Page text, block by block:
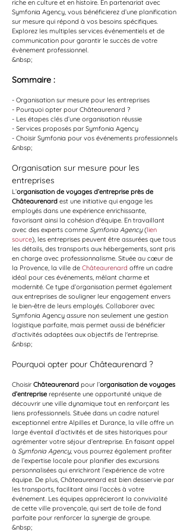
riche en culture et en histoire. En partenariat avec
Symfonia Agency, vous bénéficierez d’une planification
sur mesure qui répond à vos besoins spécifiques.
Explorez les multiples services événementiels et de
communication pour garantir le succès de votre
évènement professionnel.
&nbsp;
Sommaire :
- Organisation sur mesure pour les entreprises
- Pourquoi opter pour Châteaurenard ?
- Les étapes clés d’une organisation réussie
- Services proposés par Symfonia Agency
- Choisir Symfonia pour vos événements professionnels
&nbsp;
Organisation sur mesure pour les
entreprises
L’organisation de voyages d’entreprise près de
Châteaurenard est une initiative qui engage les
employés dans une expérience enrichissante,
favorisant ainsi la cohésion d'équipe. En travaillant
avec des experts comme Symfonia Agency (lien
source), les entreprises peuvent être assurées que tous
les détails, des transports aux hébergements, sont pris
en charge avec professionnalisme. Située au cœur de
la Provence, la ville de Châteaurenard offre un cadre
idéal pour ces événements, mêlant charme et
modernité. Ce type d’organisation permet également
aux entreprises de souligner leur engagement envers
le bien-être de leurs employés. Collaborer avec
Symfonia Agency assure non seulement une gestion
logistique parfaite, mais permet aussi de bénéficier
d'activités adaptées aux objectifs de l'entreprise.
&nbsp;
Pourquoi opter pour Châteaurenard ?
Choisir Châteaurenard pour l’organisation de voyages
d’entreprise représente une opportunité unique de
découvrir une ville dynamique tout en renforçant les
liens professionnels. Située dans un cadre naturel
exceptionnel entre Alpilles et Durance, la ville offre un
large éventail d’activités et de sites historiques pour
agrémenter votre séjour d’entreprise. En faisant appel
à Symfonia Agency, vous pourrez également profiter
de l’expertise locale pour planifier des excursions
personnalisées qui enrichiront l’expérience de votre
équipe. De plus, Châteaurenard est bien desservie par
les transports, facilitant ainsi l’accès à votre
événement. Les équipes apprécieront la convivialité
de cette ville provençale, qui sert de toile de fond
parfaite pour renforcer la synergie de groupe.
&nbsp;